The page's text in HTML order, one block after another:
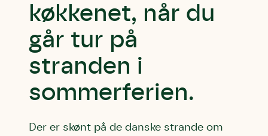
køkkenet, når du
går tur på
stranden i
sommerferien.
Der er skønt på de danske strande om